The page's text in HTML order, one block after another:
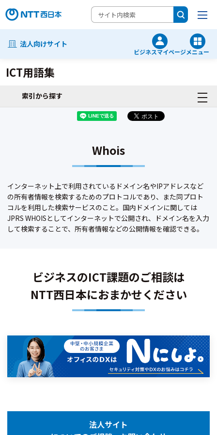
法人向けサイト
ビジネスマイページメニュー
ICT用語集
索引から探す
Whois
インターネット上で利用されているドメイン名やIPアドレスなど
の所有者情報を検索するためのプロトコルであり、また同プロト
コルを利用した検索サービスのこと。国内ドメインに関しては
JPRS WHOISとしてインターネットで公開され、ドメイン名を入力
して検索することで、所有者情報などの公開情報を確認できる。
ビジネスのICT課題のご相談は
NTT西日本におまかせください
法人サイト